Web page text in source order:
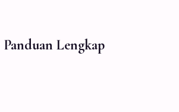
Lengkap